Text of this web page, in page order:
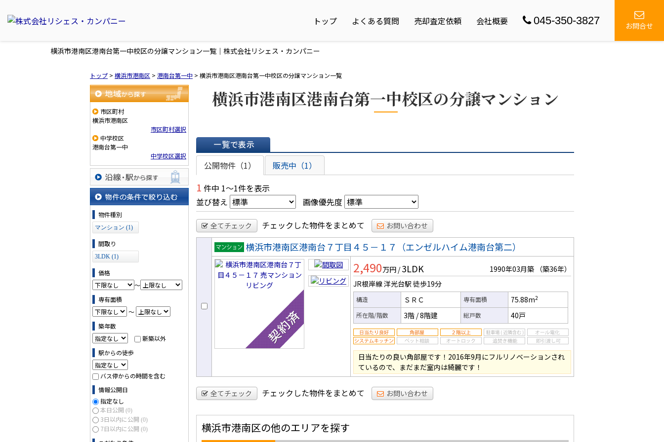
トップ よくある質問 売却査定依頼 会社概要 045-350-3827 お問合せ
横浜市港南区港南台第一中校区の分譲マンション一覧｜株式会社リシェス・カンパニー
トップ > 横浜市港南区 > 港南台第一中 > 横浜市港南区港南台第一中校区の分譲マンション一覧
地域から探す
市区町村
横浜市港南区
市区町村選択
中学校区
港南台第一中
中学校区選択
沿線・駅から探す
物件の条件で絞り込む
物件種別
マンション (1)
間取り
3LDK (1)
価格
～
専有面積
～
築年数
新築以外
駅からの徒歩
バス停からの時間を含む
情報公開日
指定なし
本日公開 (0)
3日以内に公開 (0)
7日以内に公開 (0)
横浜市港南区港南台第一中校区の分譲マンション
一覧で表示
公開物件（1） 販売中（1）
1 件中 1～1件を表示
並び替え
画像優先度
全てチェック チェックした物件をまとめて お問い合わせ
売マンシ
ョン
横浜市港南区港南台７丁目４５－１７（エンゼルハイム港南台第二）
2,490万円 / 3LDK 1990年03月築
（築36年）
JR根岸線 洋光台駅 徒歩19分
構造 ＳＲＣ 専有面積 75.88m2
所在階/階数 3階 /8階建 総戸数 40戸
日当たりの良い角部屋です！2016年9月にフルリノベーションされ
ているので、まだまだ室内は綺麗です！
全てチェック チェックした物件をまとめて お問い合わせ
横浜市港南区の他のエリアを探す